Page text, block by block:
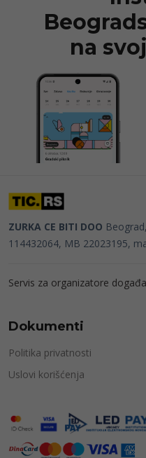
na
ZURKA CE BITI DOO
114432064, MB 22023195,
Servis za organizatore
Dokumenti
Politika privatnosti
Uslovi korišćenja